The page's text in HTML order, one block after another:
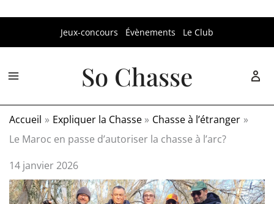
Jeux-concours Évènements Le Club
So Chasse
Accueil Expliquer la Chasse
Chasse à l’étranger
Le Maroc en passe d’autoriser la chasse à l’arc?
14 janvier 2026